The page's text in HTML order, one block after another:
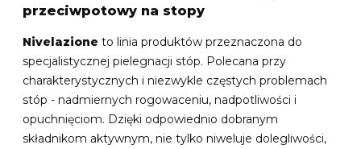
przeciwpotowy na stopy
Nivelazione to linia produktów przeznaczona do
specjalistycznej pielegnacji stóp. Polecana przy
charakterystycznych i niezwykle częstych problemach
stóp - nadmiernych rogowaceniu, nadpotliwości i
opuchnięciom. Dzięki odpowiednio dobranym
składnikom aktywnym, nie tylko niweluje dolegliwości,